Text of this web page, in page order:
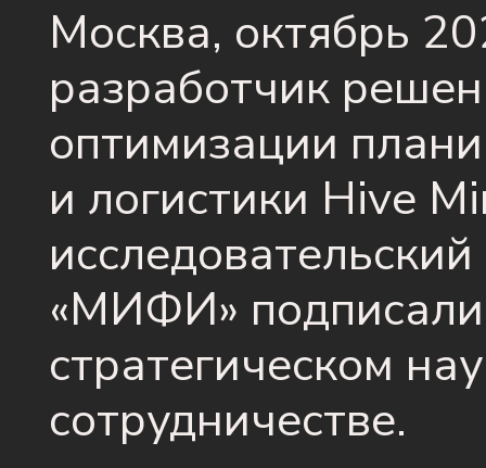
Москва, октябрь
разработчик
оптимизации
и логистики Hive
«МИФИ»
стратегическом
сотрудничестве.